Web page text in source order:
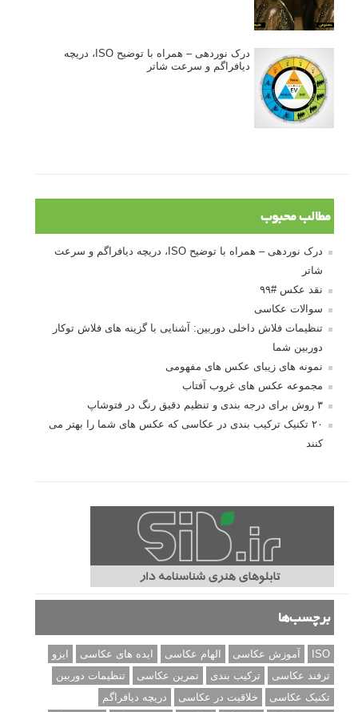
درک نوردهی – همراه با توضیح ISO، دریچه
دیافراگم و سرعت شاتر
مطالب محبوب
درک نوردهی – همراه با توضیح ISO، دریچه دیافراگم و سرعت
شاتر
نقد عکس #۹۹
سوالات عکاسی
تنظیمات فلاش داخلی دوربین: آشنایی با گزینه های فلاش توکار
دوربین شما
نمونه های زیبای عکس های مفهومی
مجموعه عکس های غروب آفتاب
۳ روش برای درجه بندی و تنظیم دقیق رنگ در فتوشاپ
۲۰ تکنیک ترکیب بندی در عکاسی که عکس های شما را بهتر می
کنند
برچسب‌ها
ISO آموزش عکاسی الهام عکاسی ایده های عکاسی
ایزو
ترفند عکاسی
ترکیب بندی تمرین عکاسی
تنظیمات دوربین
تکنیک عکاسی
خلاقیت در عکاسی
دریچه دیافراگم